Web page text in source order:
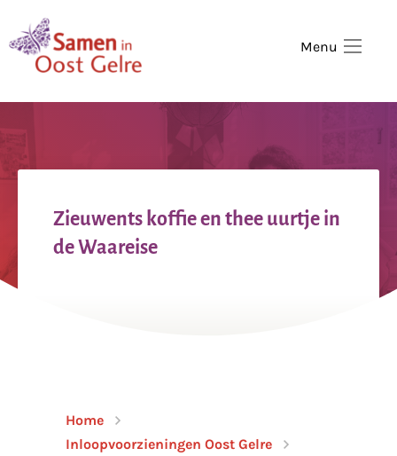
Menu
Zieuwents koffie en thee uurtje in
de Waareise
Home
Inloopvoorzieningen Oost Gelre